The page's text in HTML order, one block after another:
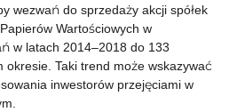
wezwań do sprzedaży akcji spółek
Wartościowych w
w latach 2014–2018 do 133
okresie. Taki trend może wskazywać
inwestorów przejęciami w